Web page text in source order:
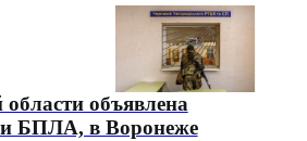
объявлена
БПЛА, в Воронеже